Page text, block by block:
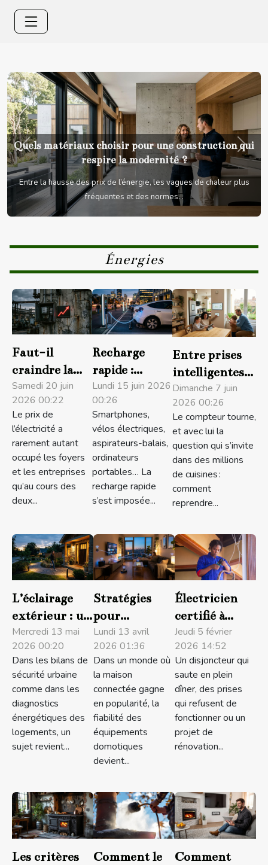
Quels matériaux choisir pour une construction qui
respire la modernité ?
Entre la hausse des prix de l’énergie, les vagues de chaleur plus
fréquentes et des normes...
Previous Next
Énergies
Faut-il
craindre la
hausse des
tarifs
d’électricité
en 2024 :
analyse et
perspectives
Samedi 20 juin
2026 00:22
Le prix de
l’électricité a
rarement autant
occupé les foyers
et les entreprises
qu’au cours des
deux...
Recharge
rapide :
confort ou
menace pour
la longévité
de vos
équipements
?
Lundi 15 juin 2026
00:26
Smartphones,
vélos électriques,
aspirateurs-balais,
ordinateurs
portables… La
recharge rapide
s’est imposée...
Entre prises
intelligentes
et
consommation
maîtrisée :
récit d’un
foyer qui
s’adapte
Dimanche 7 juin
2026 00:26
Le compteur tourne,
et avec lui la
question qui s’invite
dans des millions
de cuisines :
comment
reprendre...
L’éclairage
extérieur : un
levier oublié
pour la
sécurité et
l’économie
d’énergie
Mercredi 13 mai
2026 00:20
Dans les bilans de
sécurité urbaine
comme dans les
diagnostics
énergétiques des
logements, un
sujet revient...
Stratégies
pour
améliorer la
connectivité
des
équipements
domotiques
Lundi 13 avril
2026 01:36
Dans un monde où
la maison
connectée gagne
en popularité, la
fiabilité des
équipements
domotiques
devient...
Électricien
certifié à
Montpellier :
faites appel
aux services
de Take the
Sun !
Jeudi 5 février
2026 14:52
Un disjoncteur qui
saute en plein
dîner, des prises
qui refusent de
fonctionner ou un
projet de
rénovation...
Les critères
Comment le
Comment